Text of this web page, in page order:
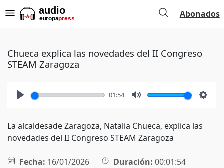
Abonados
Chueca explica las novedades del II Congreso
STEAM Zaragoza
01:54
La alcaldesade Zaragoza, Natalia Chueca, explica las
novedades del II Congreso STEAM Zaragoza
Fecha: 16/01/2026 Duración: 00:01:54